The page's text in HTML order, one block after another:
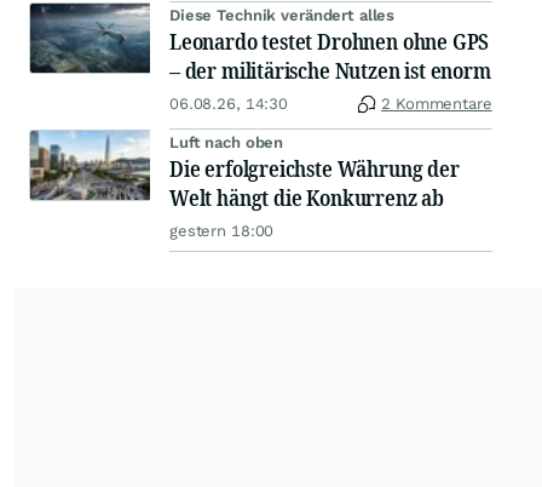
Diese Technik verändert alles
Leonardo testet Drohnen ohne GPS
– der militärische Nutzen ist enorm
06.08.26, 14:30 2 Kommentare
Luft nach oben
Die erfolgreichste Währung der
Welt hängt die Konkurrenz ab
gestern 18:00